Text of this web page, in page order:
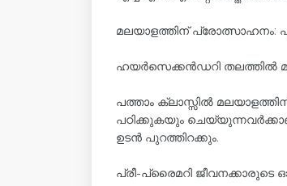
മലയാളത്തിന് പ്രോത്സാഹനം:
ഹയർസെക്കൻഡറി തലത്തിൽ
പത്താം ക്ലാസ്സിൽ
പഠിക്കുകയും
ഉടൻ പുറത്തിറക്കും.
പ്രീ-പ്രൈമറി ജീവനക്കാരുടെ